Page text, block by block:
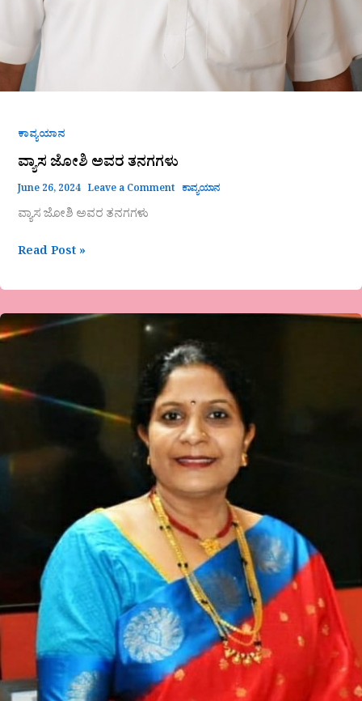
ಕಾವ್ಯಯಾನ
ವ್ಯಾಸ ಜೋಶಿ ಅವರ ತನಗಗಳು
June 26, 2024 Leave a Comment ಕಾವ್ಯಯಾನ
ವ್ಯಾಸ ಜೋಶಿ ಅವರ ತನಗಗಳು
Read Post »
ಜಯಶ್ರೀ
ಎಸ್
ಹೊಸ
ಹೀಂಗ